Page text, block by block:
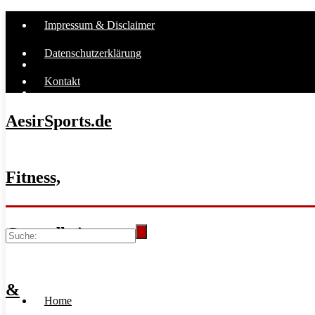
Impressum & Disclaimer
Datenschutzerklärung
Kontakt
AesirSports.de
Fitness,
Gesundheit
&
Home